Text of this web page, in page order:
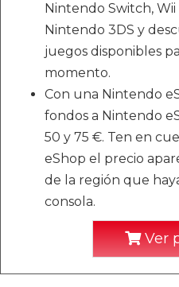
Nintendo Switch, Wii
Nintendo 3DS y
juegos disponibles
momento.
Con una Nintendo
fondos a Nintendo
50 y 75 €. Ten en
eShop el precio
de la región que
consola.
Ver